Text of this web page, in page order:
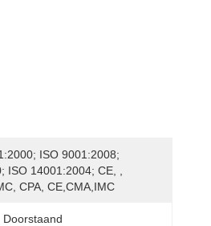
ISO 9001:2008;
ISO 14001:2004; CE, ,
CPA, CE,CMA,IMC
Doorstaand